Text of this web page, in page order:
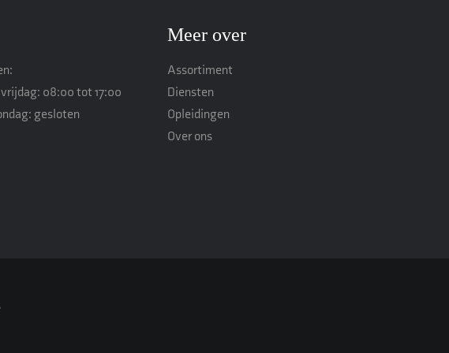
08:00 tot 17:00
gesloten
Meer over
Assortiment
Diensten
Opleidingen
Over ons